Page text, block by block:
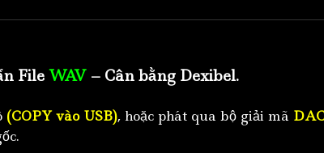
File WAV– Cân bằng Dexibel.
(COPY vào USB), hoặc phát qua bộ giải mã